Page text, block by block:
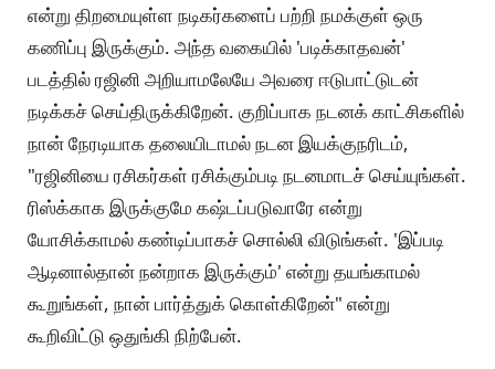
என்று திறமையுள்ள நடிகர்களைப் பற்றி நமக்குள் ஒரு
கணிப்பு இருக்கும். அந்த வகையில் 'படிக்காதவன்'
படத்தில் ரஜினி அறியாமலேயே அவரை ஈடுபாட்டுடன்
நடிக்கச் செய்திருக்கிறேன். குறிப்பாக நடனக் காட்சிகளில்
நான் நேரடியாக தலையிடாமல் நடன இயக்குநரிடம்,
"ரஜினியை ரசிகர்கள் ரசிக்கும்படி நடனமாடச் செய்யுங்கள்.
ரிஸ்க்காக இருக்குமே கஷ்டப்படுவாரே என்று
யோசிக்காமல் கண்டிப்பாகச் சொல்லி விடுங்கள். 'இப்படி
ஆடினால்தான் நன்றாக இருக்கும்' என்று தயங்காமல்
கூறுங்கள், நான் பார்த்துக் கொள்கிறேன்" என்று
கூறிவிட்டு ஒதுங்கி நிற்பேன்.